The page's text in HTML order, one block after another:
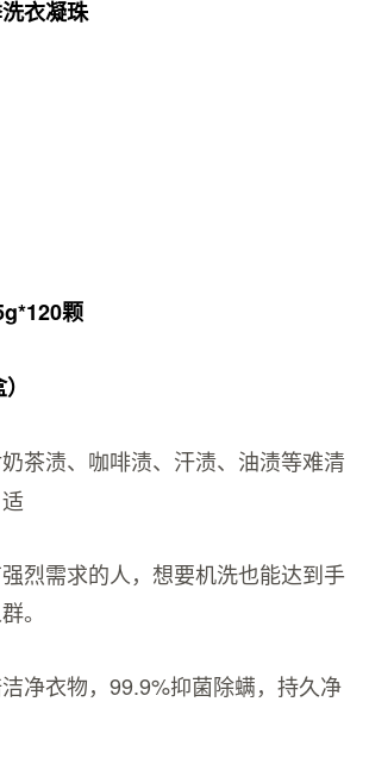
衣凝珠
颗
茶渍、咖啡渍、汗渍、油渍等难清
烈需求的人，想要机洗也能达到手
。
净衣物，99.9%抑菌除螨，持久净